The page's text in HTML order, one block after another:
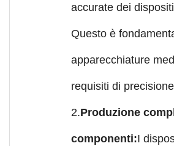
accurate dei
Questo è
apparecchiature
requisiti di
2.Produzione
componenti:I